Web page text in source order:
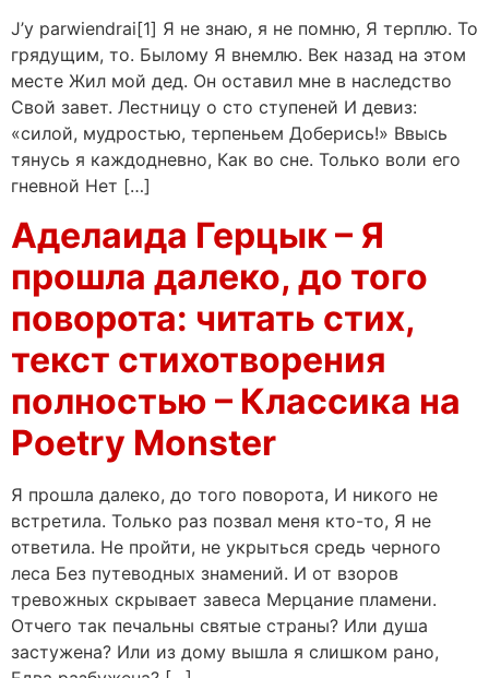
J’y parwiendrai[1] Я не знаю, я не помню, Я терплю. То
грядущим, то. Былому Я внемлю. Век назад на этом
месте Жил мой дед. Он оставил мне в наследство
Свой завет. Лестницу о сто ступеней И девиз:
«силой, мудростью, терпеньем Доберись!» Ввысь
тянусь я каждодневно, Как во сне. Только воли его
гневной Нет […]
Аделаида Герцык – Я
прошла далеко, до того
поворота: читать стих,
текст стихотворения
полностью – Классика на
Poetry Monster
Я прошла далеко, до того поворота, И никого не
встретила. Только раз позвал меня кто-то, Я не
ответила. Не пройти, не укрыться средь черного
леса Без путеводных знамений. И от взоров
тревожных скрывает завеса Мерцание пламени.
Отчего так печальны святые страны? Или душа
застужена? Или из дому вышла я слишком рано,